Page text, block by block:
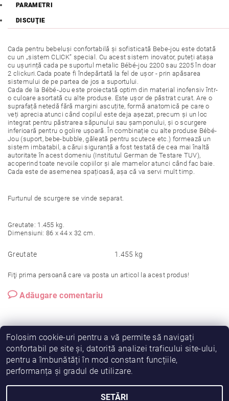
PARAMETRI
DISCUŢIE
Cada pentru bebeluși confortabilă și sofisticată Bebe-jou este dotată
cu un „sistem CLICK” special. Cu acest sistem inovator, puteți atașa
cu ușurință cada pe suportul metalic Bébé-jou 2200 sau 2205 în doar
2 clickuri.Cada poate fi îndepărtată la fel de ușor - prin apăsarea
sistemului de pe partea de jos a suportului.
Cada de la Bébé-Jou este proiectată optim din material inofensiv într-
o culoare asortată cu alte produse. Este ușor de păstrat curat. Are o
suprafață netedă fără margini ascuțite, formă anatomică pe care o
veți aprecia atunci când copilul este deja așezat, precum și un loc
integrat pentru păstrarea săpunului sau șamponului, și o scurgere
inferioară pentru o golire ușoară. În combinație cu alte produse Bébé-
Jou (suport, bebe-bubble, găleată pentru scutece etc.) formează un
sistem imbatabil, a cărui siguranță a fost testată de cea mai înaltă
autoritate în acest domeniu (Institutul German de Testare TUV),
acoperind toate nevoile copiilor și ale mamelor atunci când fac baie.
Cada este de asemenea spațioasă, așa că va servi mult timp.
Furtunul de scurgere se vinde separat.
Greutate: 1.455 kg.
Dimensiuni: 86 x 44 x 32 cm.
Greutate 1.455 kg
Fiţi prima persoană care va posta un articol la acest produs!
Adăugare comentariu
Vreau să fiu partener! Termeni și condiții
Prelucrarea datelor
Folosim cookie-uri pentru a vă permite să navigați
confortabil pe site și, datorită analizei traficului site-ului,
pentru a îmbunătăți în mod constant funcțiile,
performanța și gradul de utilizare.
SETĂRI